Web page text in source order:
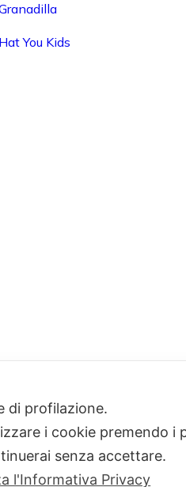
Hat You Kids
di profilazione.
i cookie premendo i
senza accettare.
l'Informativa Privacy